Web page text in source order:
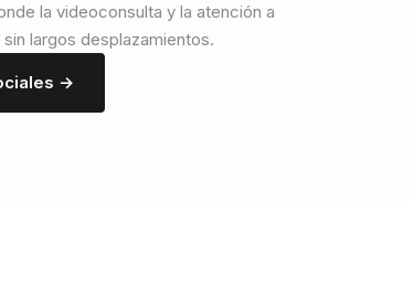
la videoconsulta y la atención a
largos desplazamientos.
→